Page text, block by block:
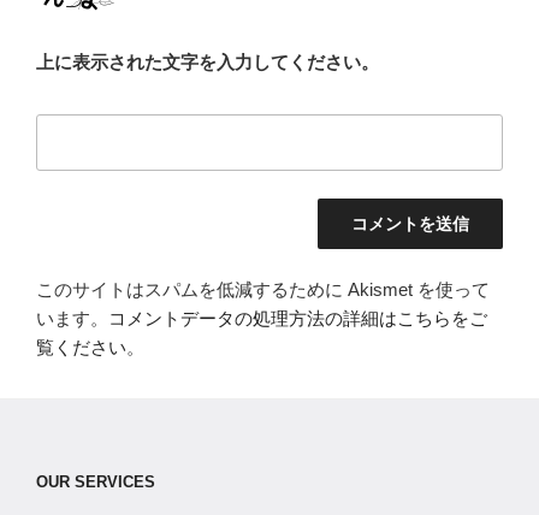
上に表示された文字を入力してください。
このサイトはスパムを低減するために Akismet を使って
います。
コメントデータの処理方法の詳細はこちらをご
覧ください。
OUR SERVICES